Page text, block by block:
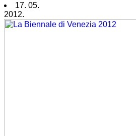
17. 05.
2012.